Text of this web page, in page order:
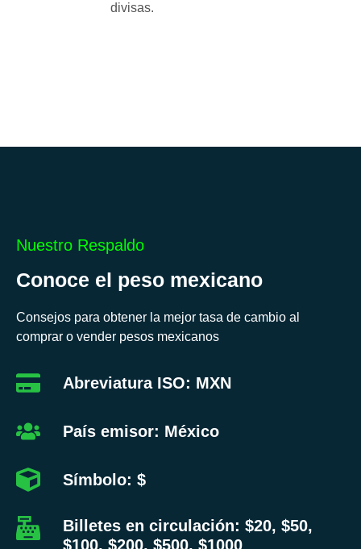
divisas.
Nuestro Respaldo
Conoce el peso mexicano
Consejos para obtener la mejor tasa de cambio al
comprar o vender pesos mexicanos
Abreviatura ISO: MXN
País emisor: México
Símbolo: $
Billetes en circulación: $20, $50,
$100, $200, $500, $1000